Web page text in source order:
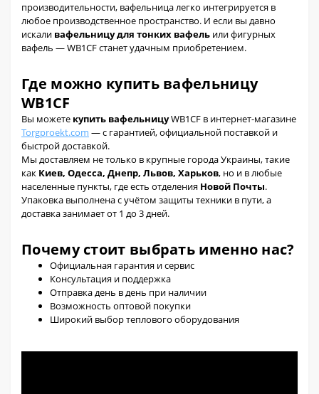
производительности, вафельница легко интегрируется в
любое производственное пространство. И если вы давно
искали вафельницу для тонких вафель или фигурных
вафель — WB1CF станет удачным приобретением.
Где можно купить вафельницу
WB1CF
Вы можете купить вафельницуWB1CF в интернет-магазине
Torgproekt.com — с гарантией, официальной поставкой и
быстрой доставкой.
Мы доставляем не только в крупные города Украины, такие
как Киев, Одесса, Днепр, Львов, Харьков, но и в любые
населенные пункты, где есть отделения Новой Почты.
Упаковка выполнена с учётом защиты техники в пути, а
доставка занимает от 1 до 3 дней.
Почему стоит выбрать именно нас?
Официальная гарантия и сервис
Консультация и поддержка
Отправка день в день при наличии
Возможность оптовой покупки
Широкий выбор теплового оборудования